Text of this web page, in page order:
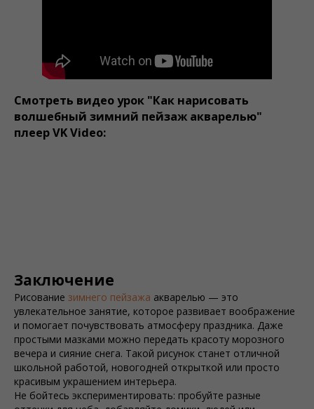
Смотреть видео урок "Как нарисовать
волшебный зимний пейзаж акварелью"
плеер VK Video:
Заключение
Рисование зимнего пейзажа акварелью — это
увлекательное занятие, которое развивает воображение
и помогает почувствовать атмосферу праздника. Даже
простыми мазками можно передать красоту морозного
вечера и сияние снега. Такой рисунок станет отличной
школьной работой, новогодней открыткой или просто
красивым украшением интерьера.
Не бойтесь экспериментировать: пробуйте разные